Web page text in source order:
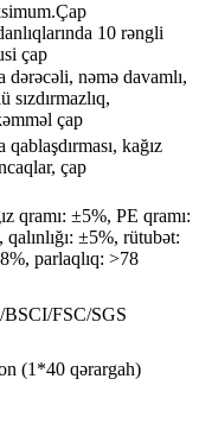
10 rəngli
çap
dərəcəli, nəmə davamlı,
sızdırmazlıq,
çap
qablaşdırması, kağız
çap
qramı: ±5%, PE qramı:
qalınlığı: ±5%, rütubət:
parlaqlıq: >78
BSCI/FSC/SGS
(1*40 qərargah)